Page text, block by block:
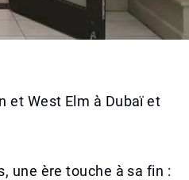
et West Elm à Dubaï et
une ère touche à sa fin :